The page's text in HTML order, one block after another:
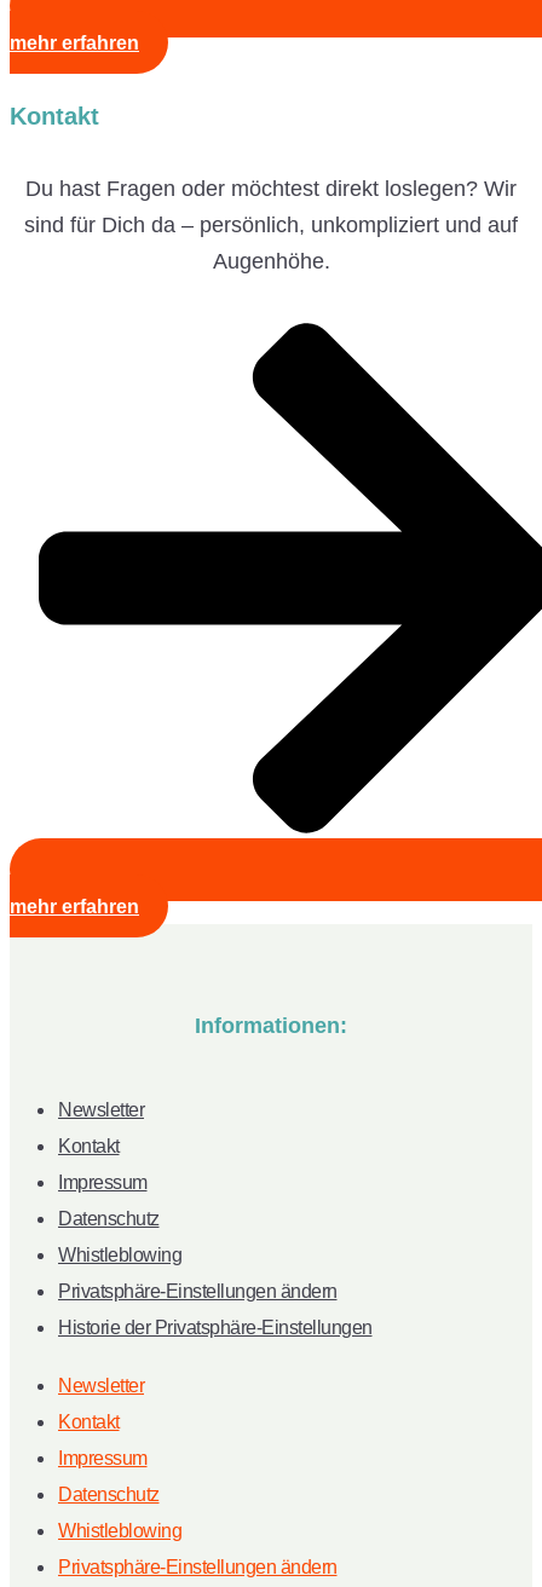
mehr erfahren
Kontakt
Du hast Fragen oder möchtest direkt loslegen? Wir
sind für Dich da – persönlich, unkompliziert und auf
Augenhöhe.
mehr erfahren
Informationen:
Newsletter
Kontakt
Impressum
Datenschutz
Whistleblowing
Privatsphäre-Einstellungen ändern
Historie der Privatsphäre-Einstellungen
Newsletter
Kontakt
Impressum
Datenschutz
Whistleblowing
Privatsphäre-Einstellungen ändern